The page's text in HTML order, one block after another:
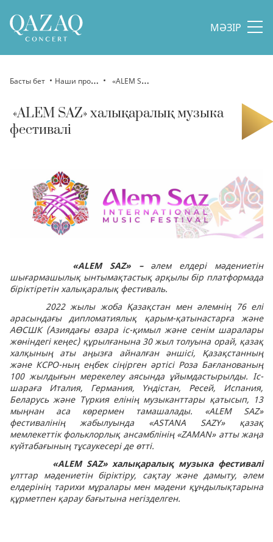
МӘЗІР
Басты бет Наши проекты «ALEM SAZ» халықаралық музыка фестивалі
«ALEM SAZ» халықаралық музыка
фестивалі
«ALEM SAZ» – әлем елдері
мәдениетін
шығармашылық ынтымақтастық арқылы бір платформада
біріктіретін халықаралық фестиваль.
2022 жылы жоба Қазақстан мен әлемнің 76 елі
арасындағы дипломатиялық қарым-қатынастарға және
АӨСШК (Азиядағы өзара іс-қимыл және сенім шаралары
жөніндегі кеңес) құрылғанына 30 жыл толуына орай, қазақ
халқының аты аңызға айналған әншісі, Қазақстанның
және КСРО-ның еңбек сіңірген әртісі Роза Бағланованың
100 жылдығын мерекелеу аясында ұйымдастырылды. Іс-
шараға Италия, Германия, Үндістан, Ресей, Испания,
Беларусь және Түркия елінің музыканттары қатысып, 13
мыңнан аса көрермен тамашалады. «ALEM SAZ»
фестивалінің жабылуында «АSTANA SAZY» қазақ
мемлекеттік фольклорлық ансамблінің «ZAMAN» атты жаңа
күйтабағының тұсаукесері де өтті.
«ALEM SAZ» халықаралық музыка фестивалі
ұлттар мәдениетін біріктіру, сақтау және дамыту, әлем
елдерінің тарихи мұралары мен мәдени құндылықтарына
құрметпен қарау бағытына негізделген.